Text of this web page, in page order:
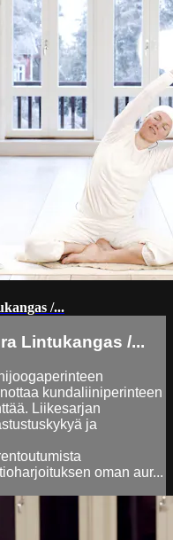
/...
Lintukangas /...
kundaliiniperinteen
Liikesarjan
ja
oman aur...